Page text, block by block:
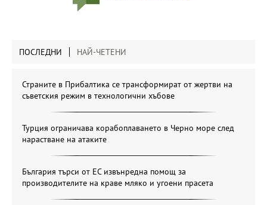
ПОСЛЕДНИ НАЙ-ЧЕТЕНИ
Страните в Прибалтика се трансформират от жертви на
съветския режим в технологични хъбове
Турция ограничава корабоплаването в Черно море след
нарастване на атаките
България търси от ЕС извънредна помощ за
производителите на краве мляко и угоени прасета